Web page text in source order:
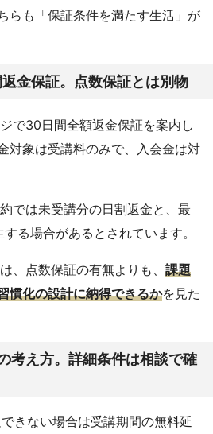
らも「保証条件を満たす生活」が
金保証。点数保証とは別物
で30日間全額返金保証を案内し
対象は受講料のみで、入会金は対
では未受講分の日割返金と、最
る場合があるとされています。
、点数保証の有無よりも、 課題
慣化の設計に納得できるかを見た
考え方。詳細条件は相談で確
きない場合は受講期間の無料延